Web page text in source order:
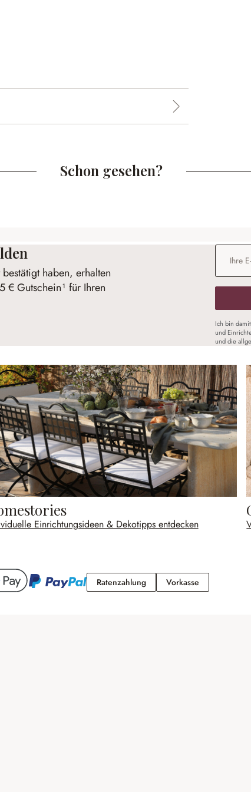
Schon gesehen?
haben, erhalten
€ Gutschein¹ für Ihren
E-Mail-
Ich bin
und
und die
Einrichtungsideen & Dekotipps entdecken
RatenzahlungRatenzahlung
VorkasseVorkasse